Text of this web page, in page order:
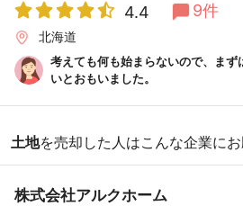
4.4 9件
北海道
考えても何も始まらないので、まず
いとおもいました。
土地を売却した人はこんな企業に
株式会社アルクホーム